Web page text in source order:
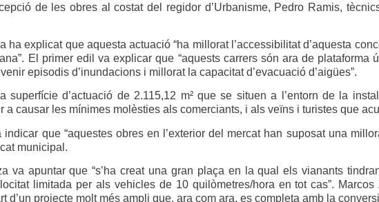
de les obres al costat del regidor d’Urbanisme, Pedro Ramis,
ha explicat que aquesta actuació “ha millorat l’accessibilitat d’aquesta
El primer edil va explicar que “aquests carrers són ara de plataforma
episodis d’inundacions i millorat la capacitat d’evacuació d’aigües”.
superfície d’actuació de 2.115,12 m² que se situen a l’entorn de la
a causar les mínimes molèsties als comerciants, i als veïns i turistes que
indicar que “aquestes obres en l’exterior del mercat han suposat una
municipal.
va apuntar que “s’ha creat una gran plaça en la qual els vianants
limitada per als vehicles de 10 quilòmetres/hora en tot cas”.
d’un projecte molt més ampli que, ara com ara, es completa amb la